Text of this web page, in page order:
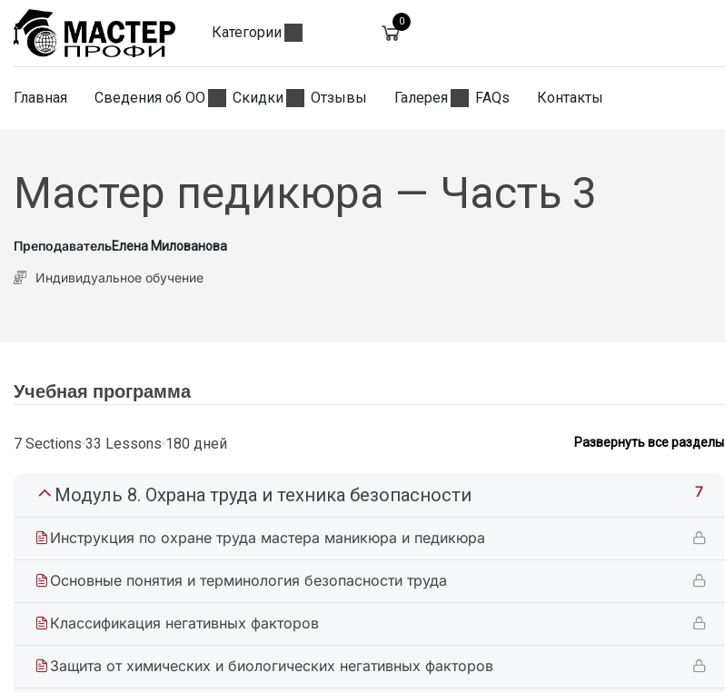
Категории
0
Главная Сведения об ОО Скидки Отзывы Галерея FAQs Контакты
Мастер педикюра — Часть 3
ПреподавательЕлена Милованова
Индивидуальное обучение
Учебная программа
7 Sections 33 Lessons 180 дней Развернуть все разделы
Модуль 8. Охрана труда и техника безопасности 7
Инструкция по охране труда мастера маникюра и педикюра
Основные понятия и терминология безопасности труда
Классификация негативных факторов
Защита от химических и биологических негативных факторов